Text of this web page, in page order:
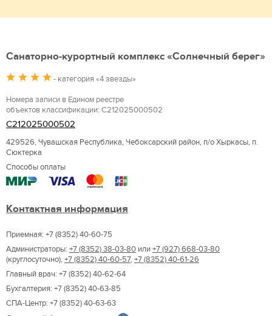
Санаторно-курортный комплекс «Солнечный берег»
- категория «4 звезды»
Номера записи в Едином реестре
объектов классификации: С212025000502
С212025000502
429526, Чувашская Республика, Чебоксарский район, п/о Хыркасы, п.
Сюктерка
Способы оплаты
Контактная информация
Приемная: +7 (8352) 40-60-75
Администраторы: +7 (8352) 38-03-80 или+7 (927) 668-03-80
(круглосуточно),+7 (8352) 40-60-57,+7 (8352) 40-61-26
Главный врач: +7 (8352) 40-62-64
Бухгалтерия: +7 (8352) 40-63-85
СПА-Центр: +7 (8352) 40-63-63